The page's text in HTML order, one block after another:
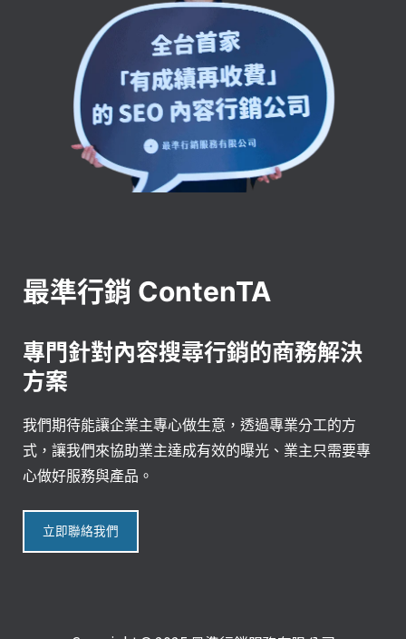
最準行銷 ContenTA
專門針對內容搜尋行銷的商務解決
方案
我們期待能讓企業主專心做生意，透過專業分工的方
式，讓我們來協助業主達成有效的曝光、業主只需要專
心做好服務與產品。
立即聯絡我們